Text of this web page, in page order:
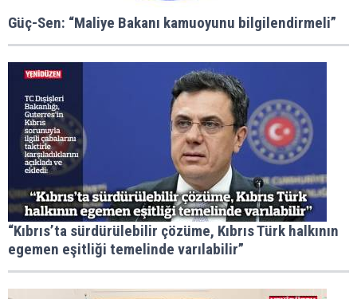
Güç-Sen: “Maliye Bakanı kamuoyunu bilgilendirmeli”
“Kıbrıs’ta sürdürülebilir çözüme, Kıbrıs Türk halkının
egemen eşitliği temelinde varılabilir”